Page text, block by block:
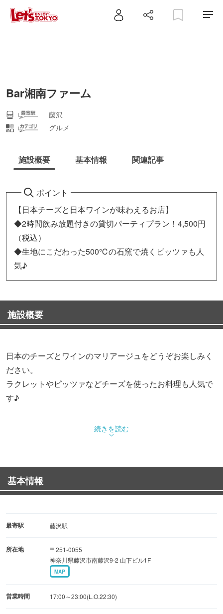
Bar湘南ファーム
藤沢
グルメ
施設概要 基本情報 関連記事
ポイント
【日本チーズと日本ワインが味わえるお店】
◆2時間飲み放題付きの貸切パーティプラン！4,500円
（税込）
◆生地にこだわった500℃の石窯で焼くピッツァも人
気♪
施設概要
日本のチーズとワインのマリアージュをどうぞお楽しみく
ださい。
ラクレットやピッツァなどチーズを使ったお料理も人気で
す♪
食べやすいチーズや、貴重なチーズ他、
様々なものを取り揃えております！
国産ぶどう100％で作る『日本ワイン』を100種類ストッ
その中からグラスワインとして20種類ほどをご提供してお
是非チーズと一緒にどうぞ♪
続きを読む
基本情報
最寄駅 藤沢駅
所在地
〒251-0055
神奈川県藤沢市南藤沢9-2 山下ビル1F
MAP
営業時間 17:00～23:00(L.O.22:30)